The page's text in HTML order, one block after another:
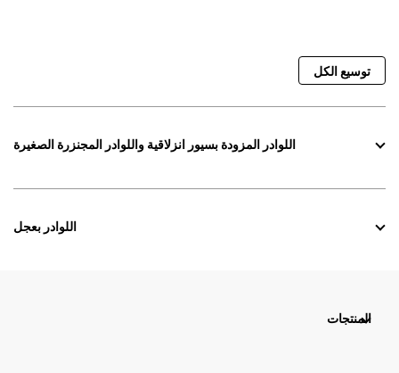
توسيع الكل
اللوادر المزودة بسيور انزلاقية واللوادر المجنزرة الصغيرة
اللوادر بعجل
المنتجات